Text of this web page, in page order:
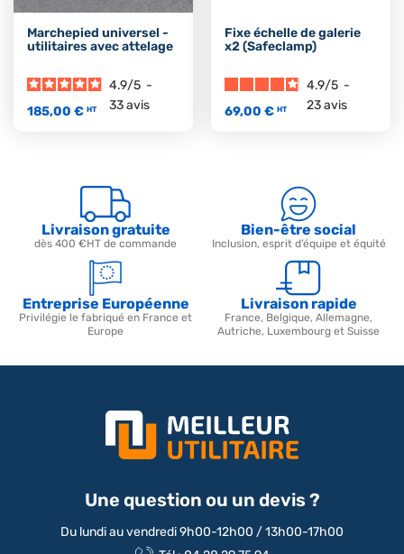
Marchepied universel -
utilitaires avec attelage
4.9/5 -
33avis
185,00 € HT
Fixe échelle de galerie
x2 (Safeclamp)
4.9/5 -
23avis
69,00 € HT
Livraison gratuite
dès 400 €HT de commande
Bien-être social
Inclusion, esprit d’équipe et équité
Entreprise Européenne
Privilégie le fabriqué en France et
Europe
Livraison rapide
France, Belgique, Allemagne,
Autriche, Luxembourg et Suisse
Une question ou un devis ?
Du lundi au vendredi 9h00-12h00 / 13h00-17h00